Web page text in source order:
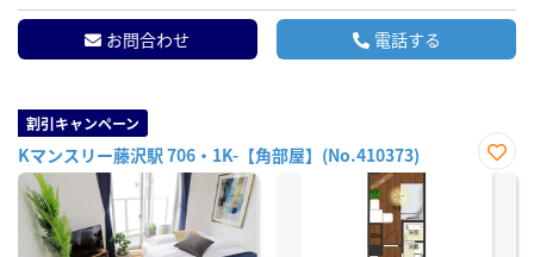
お問合わせ 電話する
割引キャンペーン
Kマンスリー藤沢駅 706・1K-【角部屋】(No.410373)
お気